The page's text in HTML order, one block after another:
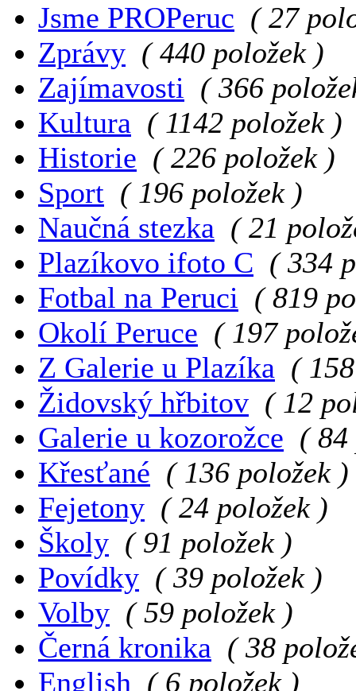
Jsme PROPeruc ( 27
Zprávy ( 440 položek )
Zajímavosti ( 366
Kultura ( 1142 položek )
Historie ( 226 položek )
Sport ( 196 položek )
Naučná stezka ( 21
Plazíkovo ifoto C ( 334
Fotbal na Peruci ( 819
Okolí Peruce ( 197
Z Galerie u Plazíka (
Židovský hřbitov ( 12
Galerie u kozorožce ( 84
Křesťané ( 136 položek )
Fejetony ( 24 položek )
Školy ( 91 položek )
Povídky ( 39 položek )
Volby ( 59 položek )
Černá kronika ( 38
English ( 6 položek )